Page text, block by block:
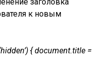
к новым
{ document.title =